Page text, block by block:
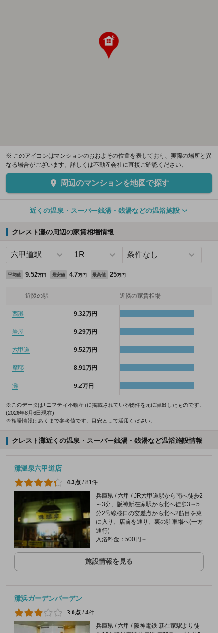
※ このアイコンはマンションのおおよその位置を表しており、実際の場所と異
なる場合がございます。詳しくは不動産会社に直接ご確認ください。
周辺のマンションを地図で探す
近くの温泉・スーパー銭湯・銭湯などの温浴施設
クレスト灘の周辺の家賃相場情報
平均値 9.52万円 最安値 4.7万円 最高値 25万円
近隣の駅 近隣の家賃相場
西灘 9.32万円
岩屋 9.29万円
六甲道 9.52万円
摩耶 8.91万円
灘 9.2万円
※このデータは「ニフティ不動産」に掲載されている物件を元に算出したものです。
(2026年8月6日現在)
※相場情報はあくまで参考値です。目安として活用ください。
クレスト灘近くの温泉・スーパー銭湯・銭湯など温浴施設情報
灘温泉六甲道店
4.3点 /81件
兵庫県 / 六甲 / JR六甲道駅から南へ徒歩2
～3分、阪神新在家駅から北へ徒歩3～5
分2号線桜口の交差点から北へ2筋目を東
に入り、店前を通り、裏の駐車場へ(一方
通行)
入浴料金：500円～
施設情報を見る
灘浜ガーデンバーデン
3.0点 /4件
兵庫県 / 六甲 / 阪神電鉄 新在家駅より徒